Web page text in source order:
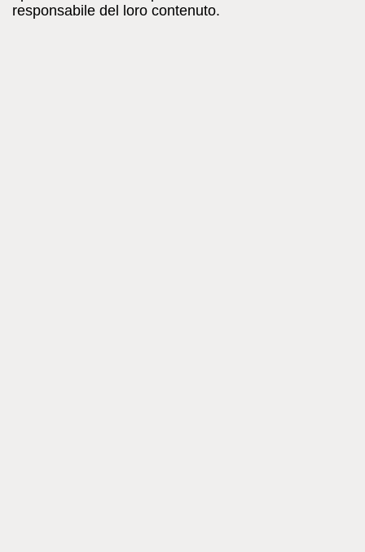
responsabile del loro contenuto.